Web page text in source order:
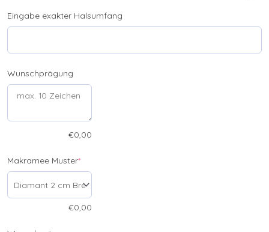
Eingabe exakter Halsumfang
Wunschprägung
€0,00
Makramee Muster*
€0,00